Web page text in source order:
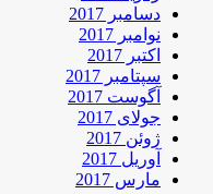
دسامبر 2017
نوامبر 2017
اکتبر 2017
سپتامبر 2017
آگوست 2017
جولای 2017
ژوئن 2017
آوریل 2017
مارس 2017